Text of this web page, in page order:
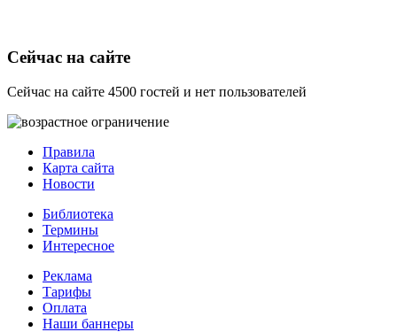
Сейчас на сайте
Сейчас на сайте 4500 гостей и нет пользователей
Правила
Карта сайта
Новости
Библиотека
Термины
Интересное
Реклама
Тарифы
Оплата
Наши баннеры